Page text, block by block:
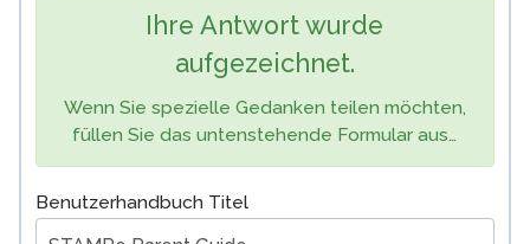
Ihre Antwort wurde
aufgezeichnet.
Wenn Sie spezielle Gedanken teilen möchten,
füllen Sie das untenstehende Formular aus…
Benutzerhandbuch Titel